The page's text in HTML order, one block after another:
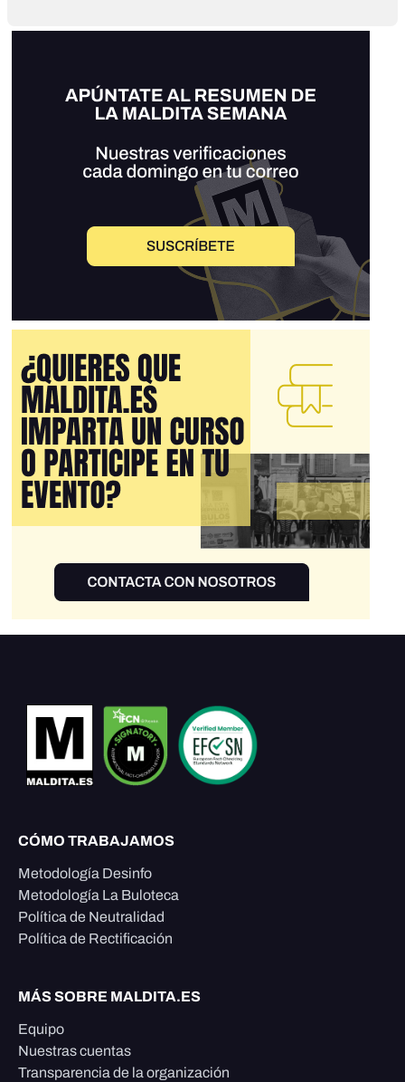
CÓMO TRABAJAMOS
Metodología Desinfo
Metodología La Buloteca
Política de Neutralidad
Política de Rectificación
MÁS SOBRE MALDITA.ES
Equipo
Nuestras cuentas
Transparencia de la organización